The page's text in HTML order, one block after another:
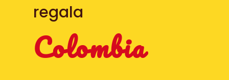
regala
Colombia